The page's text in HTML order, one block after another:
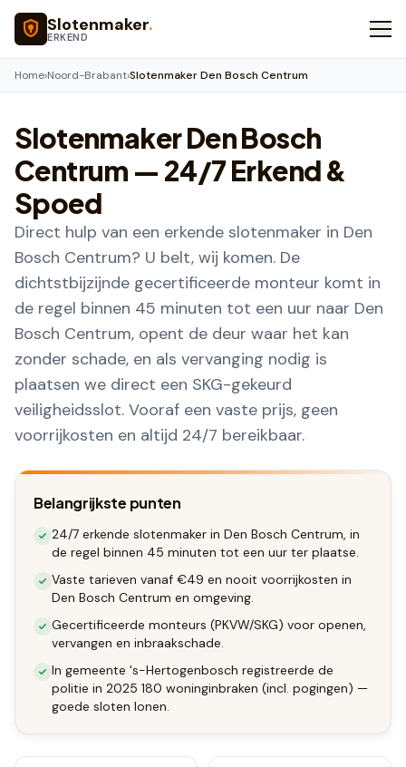
Naar hoofdinhoud
Slotenmaker.
ERKEND
Home›Noord-Brabant›Slotenmaker Den Bosch Centrum
SlotenmakerDen Bosch
Centrum — 24/7 Erkend &
Spoed
Direct hulp van een erkende slotenmaker in Den
Bosch Centrum? U belt, wij komen. De
dichtstbijzijnde gecertificeerde monteur komt in
de regel binnen 45 minuten tot een uur naar Den
Bosch Centrum, opent de deur waar het kan
zonder schade, en als vervanging nodig is
plaatsen we direct een SKG-gekeurd
veiligheidsslot. Vooraf een vaste prijs, geen
voorrijkosten en altijd 24/7 bereikbaar.
Belangrijkste punten
24/7 erkende slotenmaker in Den Bosch Centrum, in
de regel binnen 45 minuten tot een uur ter plaatse.
Vaste tarieven vanaf €49 en nooit voorrijkosten in
Den Bosch Centrum en omgeving.
Gecertificeerde monteurs (PKVW/SKG) voor openen,
vervangen en inbraakschade.
In gemeente 's-Hertogenbosch registreerde de
politie in 2025 180 woninginbraken (incl. pogingen) —
goede sloten lonen.